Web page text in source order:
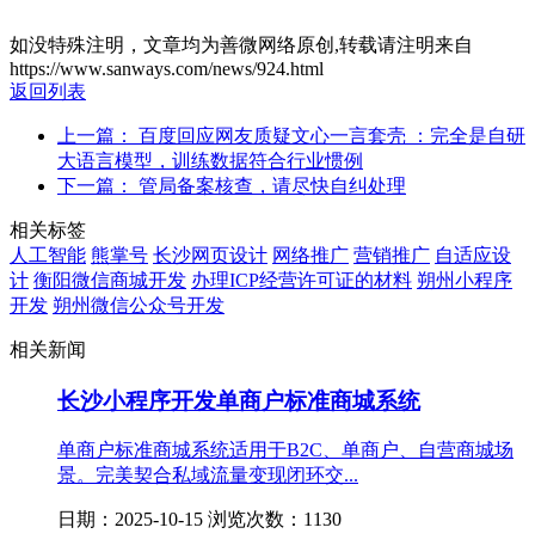
如没特殊注明，文章均为善微网络原创,转载请注明来自
https://www.sanways.com/news/924.html
返回列表
上一篇： 百度回应网友质疑文心一言套壳 ：完全是自研
大语言模型，训练数据符合行业惯例
下一篇： 管局备案核查，请尽快自纠处理
相关标签
人工智能 熊掌号 长沙网页设计 网络推广 营销推广 自适应设
计 衡阳微信商城开发 办理ICP经营许可证的材料 朔州小程序
开发 朔州微信公众号开发
相关新闻
长沙小程序开发单商户标准商城系统
单商户标准商城系统适用于B2C、单商户、自营商城场
景。完美契合私域流量变现闭环交...
日期：2025-10-15 浏览次数：1130